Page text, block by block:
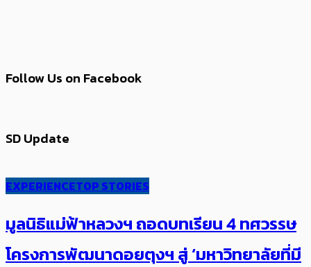
Follow Us on Facebook
SD Update
EXPERIENCETOP STORIES
มูลนิธิแม่ฟ้าหลวงฯ ถอดบทเรียน 4 ทศวรรษ
โครงการพัฒนาดอยตุงฯ สู่ ‘มหาวิทยาลัยที่มี